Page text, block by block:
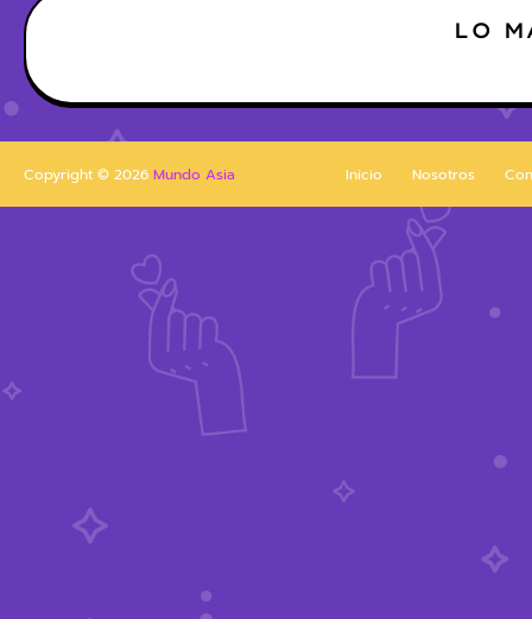
LO
Inicio Nosotros
Copyright © 2026 Mundo Asia